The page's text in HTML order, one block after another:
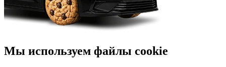
Мы используем файлы cookie